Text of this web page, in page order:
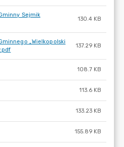
Sejmik
130.4 KB
„Wielkopolski
137.29 KB
108.7 KB
113.6 KB
133.23 KB
155.89 KB